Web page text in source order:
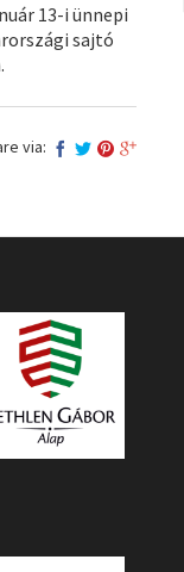
13-i ünnepi
sajtó
via: